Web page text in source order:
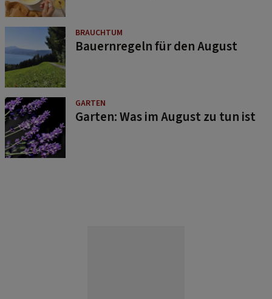
BRAUCHTUM
Bauernregeln für den August
GARTEN
Garten: Was im August zu tun ist